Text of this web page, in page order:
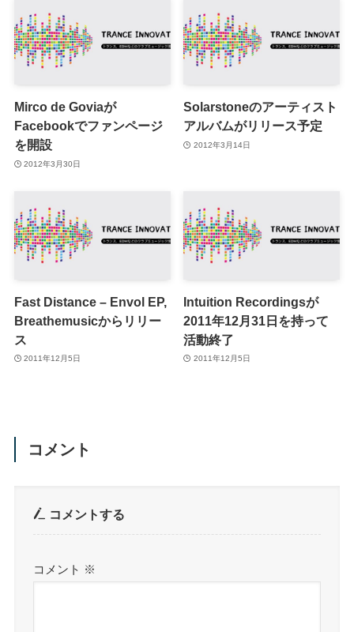
Mirco de Goviaが
Facebookでファンページ
を開設
2012年3月30日
Solarstoneのアーティスト
アルバムがリリース予定
2012年3月14日
Fast Distance – Envol EP,
Breathemusicからリリー
ス
2011年12月5日
Intuition Recordingsが
2011年12月31日を持って
活動終了
2011年12月5日
コメント
コメントする
コメント ※